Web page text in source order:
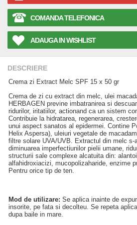
COMANDA TELEFONICA
ADAUGA IN WISHLIST
DESCRIERE
Crema zi Extract Melc SPF 15 x 50 gr
Crema de zi cu extract din melc, ulei
HERBAGEN previne imbatranirea si
ridurilor, iritatiilor, actionand ca un sistem
Contribuie la hidratarea, regenerarea,
unui aspect sanatos al epidermei. Contine
Helix Aspersa), uleiuri vegetale de
filtre solare UVA/UVB. Extractul din melc s-
diminuarea imperfectiunilor pielii umane,
structurii sale complexe alcatuita din:
alfahidroxiacizi, mucopolizaharide, enzime
Pentru orice tip de ten.
Mod de utilizare: Se aplica inainte de
insorite, pe fata si decolteu. Se repeta
dupa baile in mare.